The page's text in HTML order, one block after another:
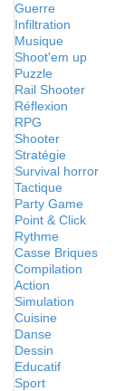
Guerre
Infiltration
Musique
Shoot'em up
Puzzle
Rail Shooter
Réflexion
RPG
Shooter
Stratégie
Survival horror
Tactique
Party Game
Point & Click
Rythme
Casse Briques
Compilation
Action
Simulation
Cuisine
Danse
Dessin
Educatif
Sport